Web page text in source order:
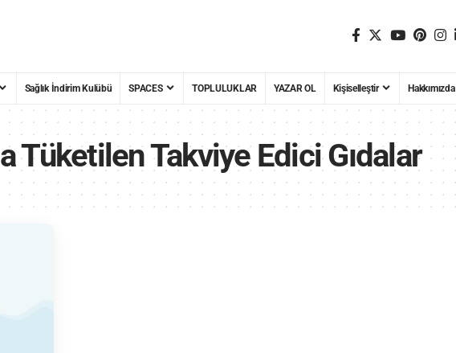
Sağlık İndirim Kulübü SPACES TOPLULUKLAR YAZAR OL Kişiselleştir Hakkımızda
Tüketilen Takviye Edici Gıdalar